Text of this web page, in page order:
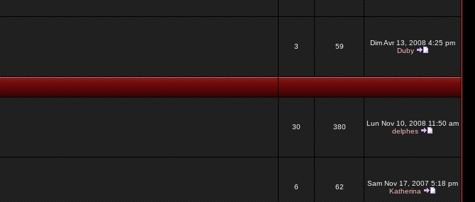
3 59
Dim Avr 13, 2008 4:25 pm
Duby
30 380
Lun Nov 10, 2008 11:50 am
delphes
6 62
Sam Nov 17, 2007 5:18 pm
Katherina